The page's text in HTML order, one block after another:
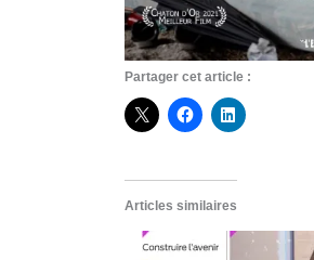
Partager cet article :
Articles similaires